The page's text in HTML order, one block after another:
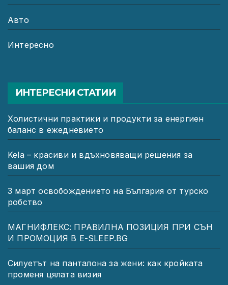
Авто
Интересно
ИНТЕРЕСНИ СТАТИИ
Холистични практики и продукти за енергиен
баланс в ежедневието
Kela – красиви и вдъхновяващи решения за
вашия дом
3 март освобождението на България от турско
робство
МАГНИФЛЕКС: ПРАВИЛНА ПОЗИЦИЯ ПРИ СЪН
И ПРОМОЦИЯ В Е-SLEEP.BG
Силуетът на панталона за жени: как кройката
променя цялата визия